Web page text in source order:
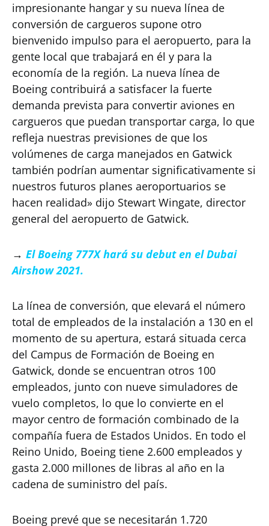
impresionante hangar y su nueva línea de
conversión de cargueros supone otro
bienvenido impulso para el aeropuerto, para la
gente local que trabajará en él y para la
economía de la región. La nueva línea de
Boeing contribuirá a satisfacer la fuerte
demanda prevista para convertir aviones en
cargueros que puedan transportar carga, lo que
refleja nuestras previsiones de que los
volúmenes de carga manejados en Gatwick
también podrían aumentar significativamente si
nuestros futuros planes aeroportuarios se
hacen realidad» dijo Stewart Wingate, director
general del aeropuerto de Gatwick.
→ El Boeing 777X hará su debut en el Dubai
Airshow 2021.
La línea de conversión, que elevará el número
total de empleados de la instalación a 130 en el
momento de su apertura, estará situada cerca
del Campus de Formación de Boeing en
Gatwick, donde se encuentran otros 100
empleados, junto con nueve simuladores de
vuelo completos, lo que lo convierte en el
mayor centro de formación combinado de la
compañía fuera de Estados Unidos. En todo el
Reino Unido, Boeing tiene 2.600 empleados y
gasta 2.000 millones de libras al año en la
cadena de suministro del país.
Boeing prevé que se necesitarán 1.720